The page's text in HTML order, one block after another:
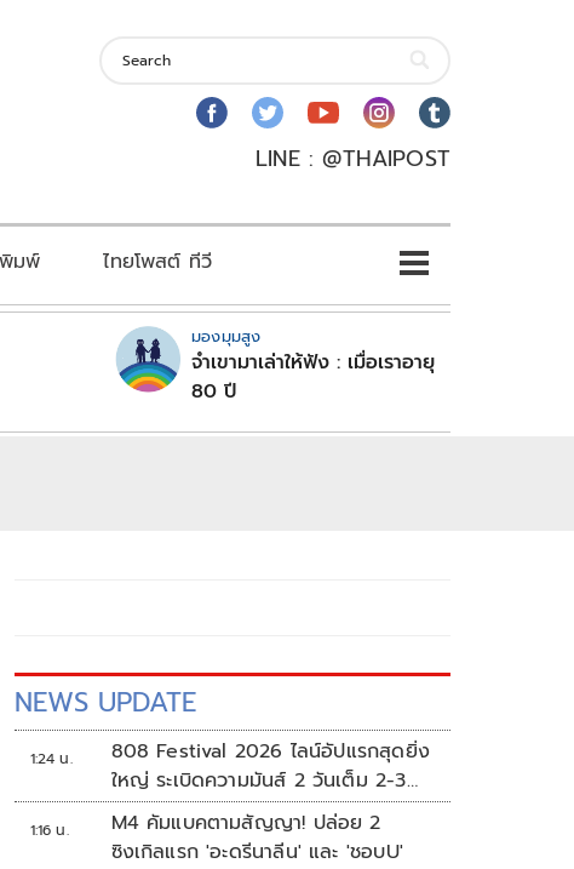
LINE : @THAIPOST
มพ์ ไทยโพสต์ ทีวี
มองมุมสูง
จำเขามาเล่าให้ฟัง : เมื่อเราอายุ
80 ปี
NEWS UPDATE
1:24 น.
808 Festival 2026 ไลน์อัปแรกสุดยิ่ง
ใหญ่ ระเบิดความมันส์ 2 วันเต็ม 2-3
ต.ค.นี้
1:16 น.
M4 คัมแบคตามสัญญา! ปล่อย 2
ซิงเกิลแรก 'อะดรีนาลีน' และ 'ชอบU'